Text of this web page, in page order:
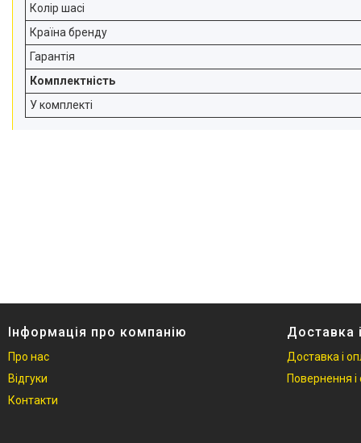
Колір шасі
Країна бренду
Гарантія
Комплектність
У комплекті
Інформація про компанію
Про нас
Відгуки
Контакти
Доставка
Доставка і
Повернення і